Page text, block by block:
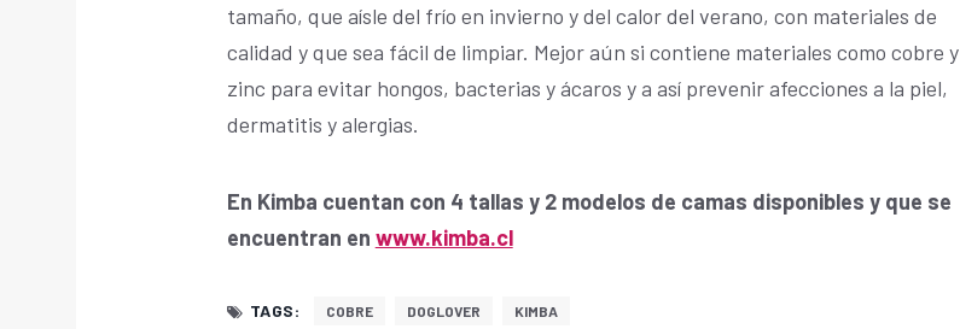
tamaño, que aísle del frío en invierno y del calor del verano, con materiales de
calidad y que sea fácil de limpiar. Mejor aún si contiene materiales como cobre y
zinc para evitar hongos, bacterias y ácaros y a así prevenir afecciones a la piel,
dermatitis y alergias.
En Kimba cuentan con 4 tallas y 2 modelos de camas disponibles y que se
encuentran en www.kimba.cl
TAGS: COBRE DOGLOVER KIMBA